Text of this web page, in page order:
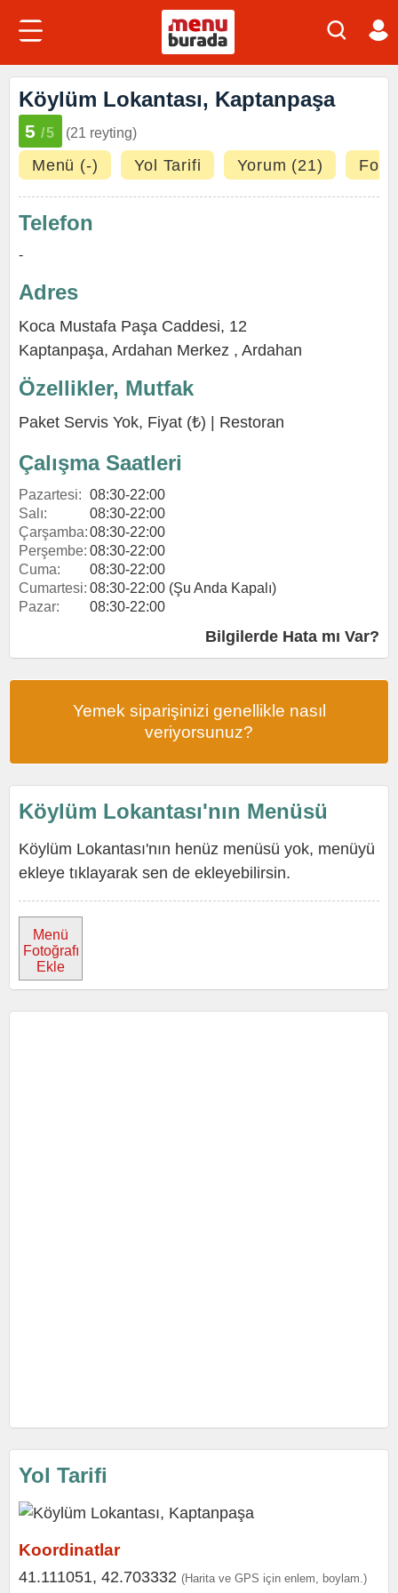
Köylüm Lokantası, Kaptanpaşa
5 /5 (21 reyting)
Menü (-) Yol Tarifi Yorum (21)
Telefon
-
Adres
Koca Mustafa Paşa Caddesi, 12
Kaptanpaşa, Ardahan Merkez , Ardahan
Özellikler, Mutfak
Paket Servis Yok, Fiyat (₺) | Restoran
Çalışma Saatleri
Pazartesi: 08:30-22:00
Salı:
08:30-22:00
Çarşamba:08:30-22:00
Perşembe: 08:30-22:00
Cuma:
08:30-22:00
Cumartesi: 08:30-22:00 (Şu Anda Kapalı)
Pazar:
08:30-22:00
Bilgilerde Hata mı Var?
Yemek siparişinizi genellikle nasıl
veriyorsunuz?
Köylüm Lokantası'nın Menüsü
Köylüm Lokantası'nın henüz menüsü yok, menüyü
ekleye tıklayarak sen de ekleyebilirsin.
Menü
Fotoğrafı
Ekle
Yol Tarifi
Koordinatlar
41.111051, 42.703332 (Harita ve GPS için enlem, boylam.)